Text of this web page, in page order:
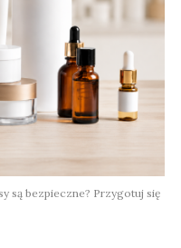
są bezpieczne? Przygotuj się